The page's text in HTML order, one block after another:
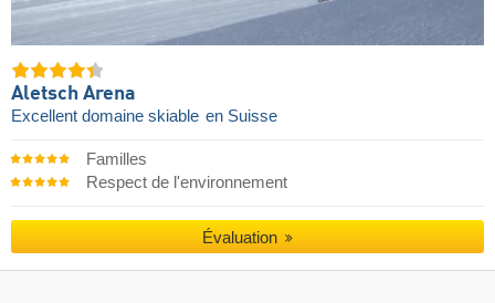
Aletsch Arena
Excellent domaine skiable en Suisse
Familles
Respect de l'environnement
Évaluation